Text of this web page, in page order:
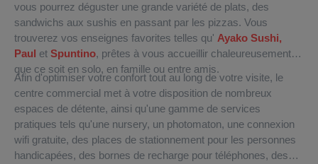
vous pourrez déguster une grande variété de plats, des
sandwichs aux sushis en passant par les pizzas. Vous
trouverez vos enseignes favorites telles qu' Ayako Sushi,
Paul et Spuntino, prêtes à vous accueillir chaleureusement,
que ce soit en solo, en famille ou entre amis.
Afin d'optimiser votre confort tout au long de votre visite, le
centre commercial met à votre disposition de nombreux
espaces de détente, ainsi qu'une gamme de services
pratiques tels qu'une nursery, un photomaton, une connexion
wifi gratuite, des places de stationnement pour les personnes
handicapées, des bornes de recharge pour téléphones, des